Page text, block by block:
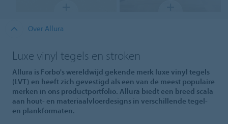
Over Allura
Luxe vinyl tegels en stroken
Allura is Forbo's wereldwijd gekende merk luxe vinyl tegels
(LVT) en heeft zich gevestigd als een van de meest populaire
merken in ons productportfolio. Allura biedt een breed scala
aan hout- en materiaalvloerdesigns in verschillende tegel-
en plankformaten.